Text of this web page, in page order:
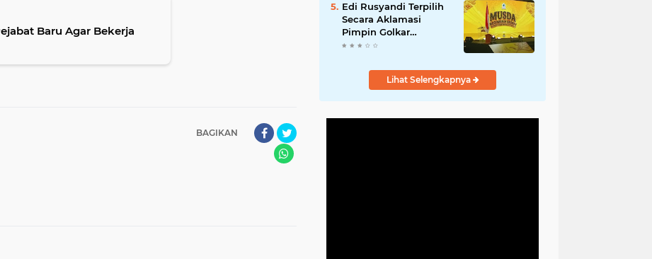
Baru Agar Bekerja
BAGIKAN
Edi Rusyandi Terpilih
Secara Aklamasi
Pimpin Golkar
Bandung Barat,
Kepemimpinan
Harmonis "TurunLihat Selengkapnya